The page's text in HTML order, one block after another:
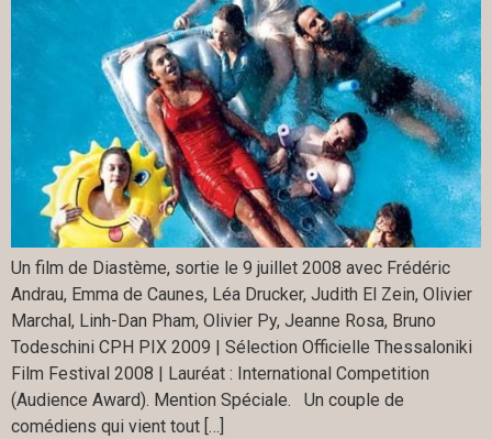
Un film de Diastème, sortie le 9 juillet 2008 avec Frédéric
Andrau, Emma de Caunes, Léa Drucker, Judith El Zein, Olivier
Marchal, Linh-Dan Pham, Olivier Py, Jeanne Rosa, Bruno
Todeschini CPH PIX 2009 | Sélection Officielle Thessaloniki
Film Festival 2008 | Lauréat : International Competition
(Audience Award). Mention Spéciale. Un couple de
comédiens qui vient tout […]